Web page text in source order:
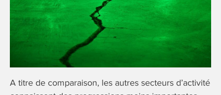
A titre de comparaison, les autres secteurs d’activité